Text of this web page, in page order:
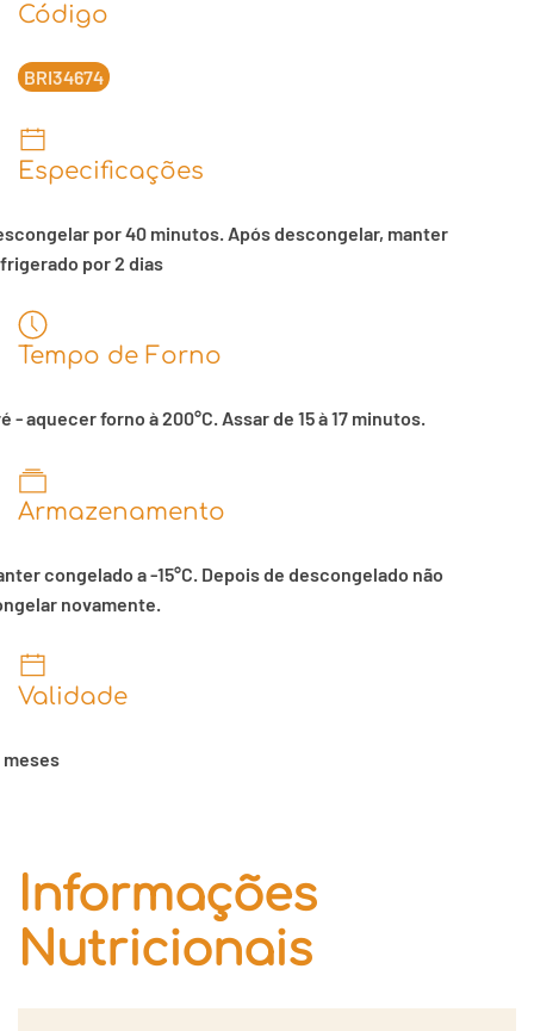
Código
BRI34674
Especificações
por 40 minutos. Após descongelar, manter
por 2 dias
Tempo de Forno
- aquecer forno à 200°C. Assar de 15 à 17 minutos.
Armazenamento
congelado a -15°C. Depois de descongelado não
novamente.
Validade
meses
Informações
Nutricionais